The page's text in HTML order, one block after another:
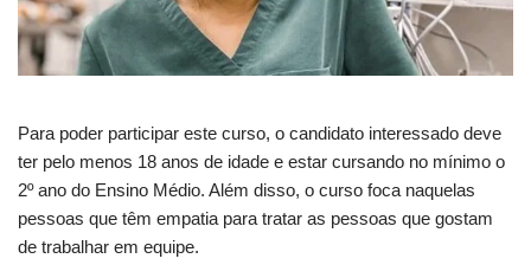
Para poder participar este curso, o candidato interessado deve
ter pelo menos 18 anos de idade e estar cursando no mínimo o
2º ano do Ensino Médio. Além disso, o curso foca naquelas
pessoas que têm empatia para tratar as pessoas que gostam
de trabalhar em equipe.